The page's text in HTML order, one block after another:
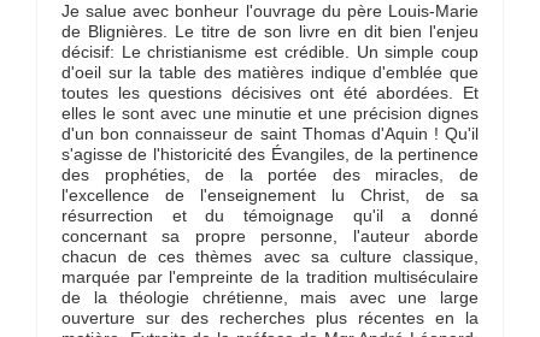
Je salue avec bonheur l'ouvrage du père Louis-Marie
de Blignières. Le titre de son livre en dit bien l'enjeu
décisif: Le christianisme est crédible. Un simple coup
d'oeil sur la table des matières indique d'emblée que
toutes les questions décisives ont été abordées. Et
elles le sont avec une minutie et une précision dignes
d'un bon connaisseur de saint Thomas d'Aquin ! Qu'il
s'agisse de l'historicité des Évangiles, de la pertinence
des prophéties, de la portée des miracles, de
l'excellence de l'enseignement lu Christ, de sa
résurrection et du témoignage qu'il a donné
concernant sa propre personne, l'auteur aborde
chacun de ces thèmes avec sa culture classique,
marquée par l'empreinte de la tradition multiséculaire
de la théologie chrétienne, mais avec une large
ouverture sur des recherches plus récentes en la